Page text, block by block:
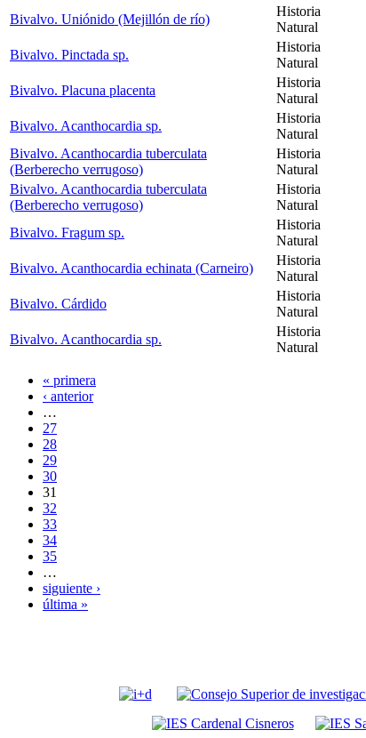
Bivalvo. Uniónido (Mejillón de río)
Historia
Natural
Bivalvo. Pinctada sp.
Historia
Natural
Bivalvo. Placuna placenta
Historia
Natural
Bivalvo. Acanthocardia sp.
Historia
Natural
Bivalvo. Acanthocardia tuberculata
(Berberecho verrugoso)
Historia
Natural
Bivalvo. Acanthocardia tuberculata
(Berberecho verrugoso)
Historia
Natural
Bivalvo. Fragum sp.
Historia
Natural
Bivalvo. Acanthocardia echinata (Carneiro)
Historia
Natural
Bivalvo. Cárdido
Historia
Natural
Bivalvo. Acanthocardia sp.
Historia
Natural
« primera
‹ anterior
…
27
28
29
30
31
32
33
34
35
…
siguiente ›
última »